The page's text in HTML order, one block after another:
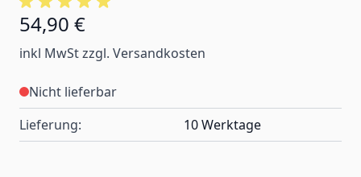
54,90 €
inkl MwSt zzgl. Versandkosten
Nicht lieferbar
Lieferung:
10 Werktage